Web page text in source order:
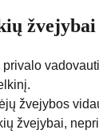
žvejybai
žvejybos
žvejybai,